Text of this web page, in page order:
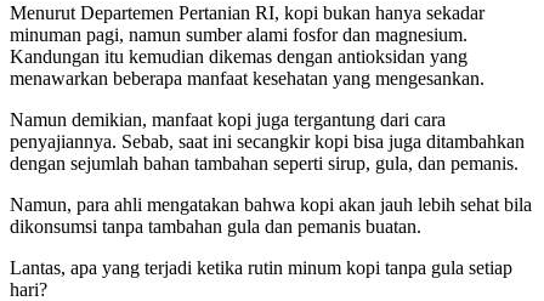
Menurut Departemen Pertanian RI, kopi bukan hanya sekadar
minuman pagi, namun sumber alami fosfor dan magnesium.
Kandungan itu kemudian dikemas dengan antioksidan yang
menawarkan beberapa manfaat kesehatan yang mengesankan.
Namun demikian, manfaat kopi juga tergantung dari cara
penyajiannya. Sebab, saat ini secangkir kopi bisa juga ditambahkan
dengan sejumlah bahan tambahan seperti sirup, gula, dan pemanis.
Namun, para ahli mengatakan bahwa kopi akan jauh lebih sehat bila
dikonsumsi tanpa tambahan gula dan pemanis buatan.
Lantas, apa yang terjadi ketika rutin minum kopi tanpa gula setiap
hari?